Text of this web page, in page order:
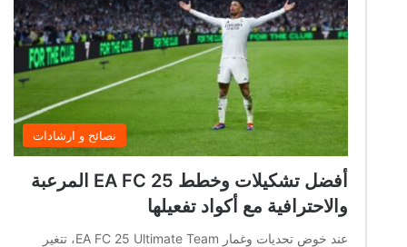
نصائح و ارشادات
أفضل تشكيلات وخطط EA FC 25 المرعبة
والاحترافية مع أكواد تفعيلها
عند خوض تحديات وغمار EA FC 25 Ultimate Team، تتغير